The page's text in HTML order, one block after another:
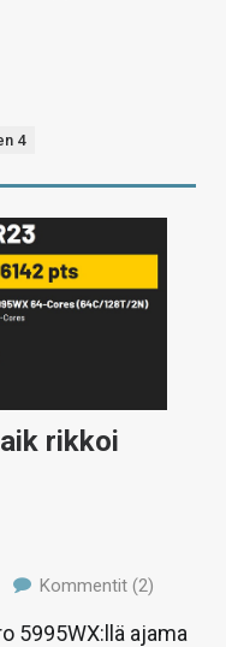
4
rikkoi
Kommentit (2)
5995WX:llä ajama